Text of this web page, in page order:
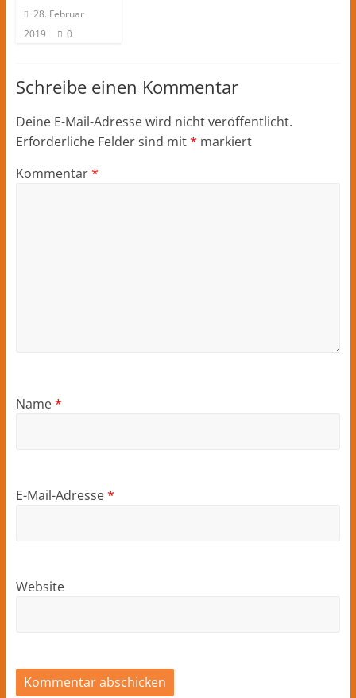
28. Februar
2019
0
Schreibe einen Kommentar
Deine E-Mail-Adresse wird nicht veröffentlicht.
Erforderliche Felder sind mit* markiert
Kommentar*
Name*
E-Mail-Adresse*
Website